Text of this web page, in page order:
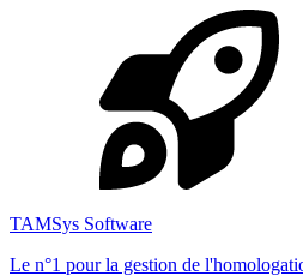
TAMSys Software
Le n°1 pour la gestion de